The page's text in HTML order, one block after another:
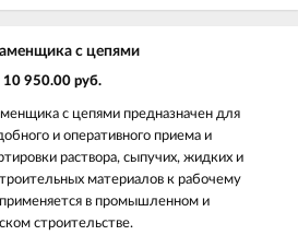
с цепями
10 950.00 руб.
с цепями предназначен для
и оперативного приема и
раствора, сыпучих, жидких и
материалов к рабочему
в промышленном и
строительстве.